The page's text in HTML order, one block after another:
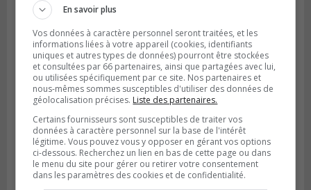
BOUCHERVILLE
Publié le 13 juillet 2026 à 10h43
Boucherville et le CSSP discutent d’une
Planification scolaire
En savoir plus
Vos données à caractère personnel seront traitées, et les
informations liées à votre appareil (cookies, identifiants
uniques et autres types de données) pourront être stockées
et consultées par 66 partenaires, ainsi que partagées avec lui,
ou utilisées spécifiquement par ce site. Nos partenaires et
nous-mêmes sommes susceptibles d'utiliser des données de
géolocalisation précises. Liste des partenaires.
Certains fournisseurs sont susceptibles de traiter vos
données à caractère personnel sur la base de l'intérêt
légitime. Vous pouvez vous y opposer en gérant vos options
ci-dessous. Recherchez un lien en bas de cette page ou dans
le menu du site pour gérer ou retirer votre consentement
dans les paramètres des cookies et de confidentialité.